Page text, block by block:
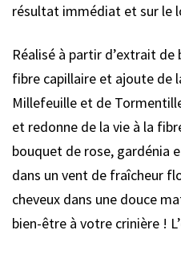
résultat immédiat et sur le
Réalisé à partir d’extrait
fibre capillaire et ajoute de
Millefeuille et de
et redonne de la vie à la
bouquet de rose, gardénia
dans un vent de fraîcheur
cheveux dans une douce
bien-être à votre crinière !